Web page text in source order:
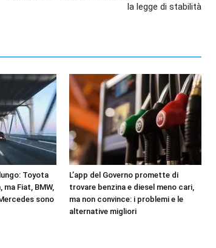
la legge di stabilità
Toyota
Fiat, BMW,
sono
L’app del Governo promette di
trovare benzina e diesel meno cari,
ma non convince: i problemi e le
alternative migliori